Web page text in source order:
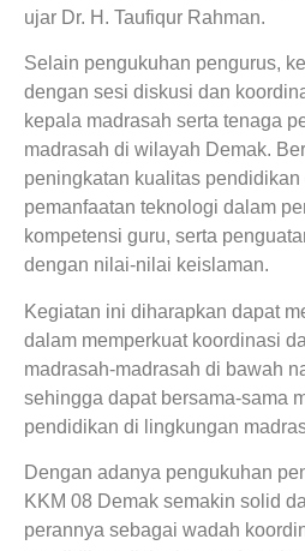
ujar Dr. H. Taufiqur Rahman.
Selain pengukuhan pengurus,
dengan sesi diskusi dan
kepala madrasah serta tenaga
madrasah di wilayah Demak.
peningkatan kualitas
pemanfaatan teknologi dalam
kompetensi guru, serta
dengan nilai-nilai keislaman.
Kegiatan ini diharapkan dapat
dalam memperkuat koordinasi
madrasah-madrasah di bawah
sehingga dapat bersama-sama
pendidikan di lingkungan
Dengan adanya pengukuhan
KKM 08 Demak semakin solid
perannya sebagai wadah